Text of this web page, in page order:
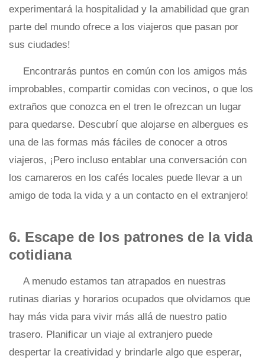
experimentará la hospitalidad y la amabilidad que gran
parte del mundo ofrece a los viajeros que pasan por
sus ciudades!
Encontrarás puntos en común con los amigos más
improbables, compartir comidas con vecinos, o que los
extraños que conozca en el tren le ofrezcan un lugar
para quedarse. Descubrí que alojarse en albergues es
una de las formas más fáciles de conocer a otros
viajeros, ¡Pero incluso entablar una conversación con
los camareros en los cafés locales puede llevar a un
amigo de toda la vida y a un contacto en el extranjero!
6. Escape de los patrones de la vida
cotidiana
A menudo estamos tan atrapados en nuestras
rutinas diarias y horarios ocupados que olvidamos que
hay más vida para vivir más allá de nuestro patio
trasero. Planificar un viaje al extranjero puede
despertar la creatividad y brindarle algo que esperar,